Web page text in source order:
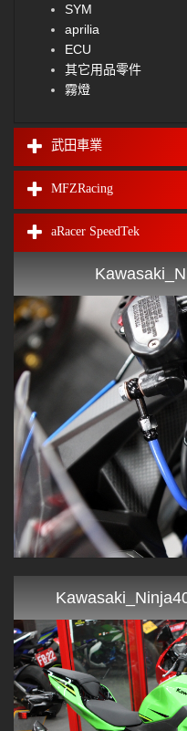
SYM
aprilia
ECU
其它用品零件
霧燈
武田車業
MFZRacing
aRacer SpeedTek